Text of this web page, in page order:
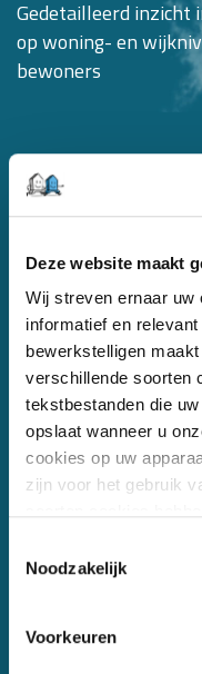
Deze website maakt
Wij streven ernaar uw
informatief en
bewerkstelligen
verschillende soorten
tekstbestanden die
opslaat wanneer u
cookies op uw
zijn voor het gebruik
Noodzakelijk
Voorkeuren
Gedetailleerd inzicht
op woning- en
bewoners